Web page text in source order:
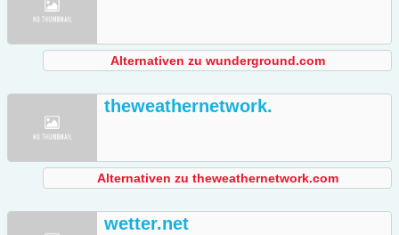
Alternativen zu wunderground.com
theweathernetwork.
Alternativen zu theweathernetwork.com
wetter.net